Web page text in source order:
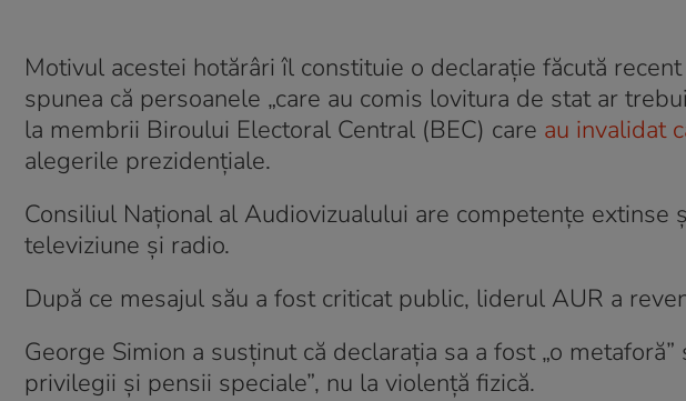
Motivul acestei hotărâri îl constituie o declarație făcută
spunea că persoanele „care au comis lovitura de stat ar
la membrii Biroului Electoral Central (BEC) care au invalidat
alegerile prezidențiale.
Consiliul Național al Audiovizualului are competențe extinse
televiziune și radio.
După ce mesajul său a fost criticat public, liderul AUR a
George Simion a susținut că declarația sa a fost „o
privilegii și pensii speciale”, nu la violență fizică.